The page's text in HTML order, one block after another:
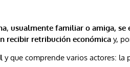
, usualmente familiar o amiga, se
recibir retribución económica y,
y que comprende varios actores: la